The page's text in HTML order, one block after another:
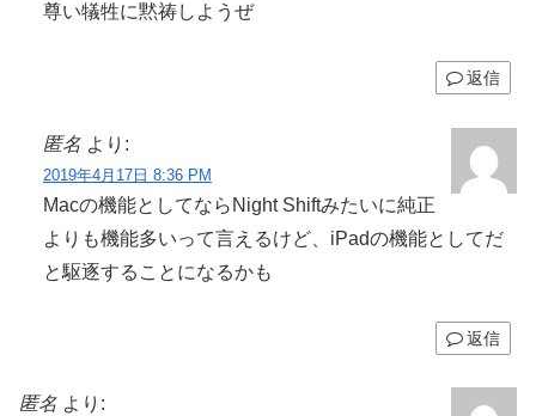
尊い犠牲に黙祷しようぜ
返信
匿名 より:
2019年4月17日 8:36 PM
Macの機能としてならNight Shiftみたいに純正
よりも機能多いって言えるけど、iPadの機能としてだ
と駆逐することになるかも
返信
匿名 より: